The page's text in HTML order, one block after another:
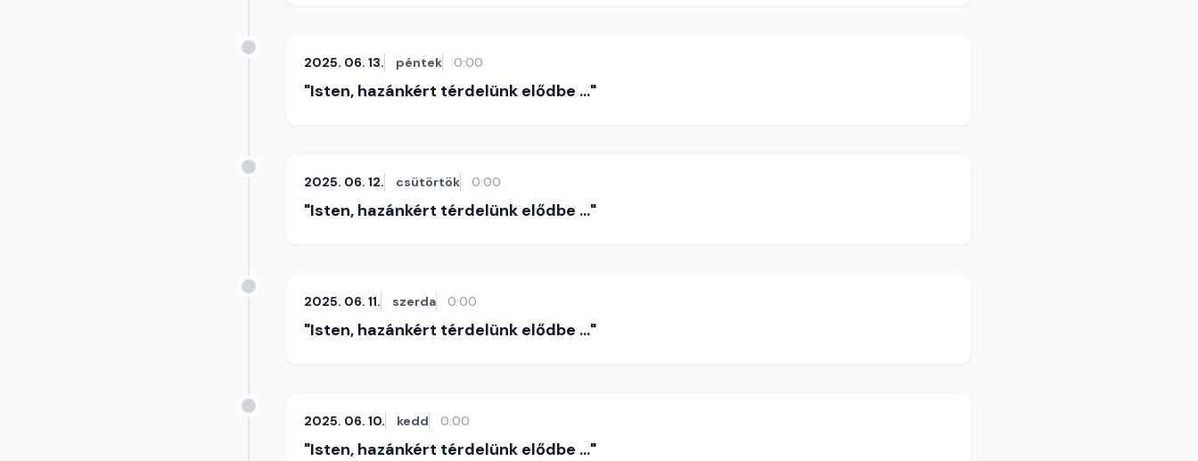
2025. 06. 13. péntek 0:00
"Isten, hazánkért térdelünk elődbe ..."
2025. 06. 12. csütörtök 0:00
"Isten, hazánkért térdelünk elődbe ..."
2025. 06. 11. szerda 0:00
"Isten, hazánkért térdelünk elődbe ..."
2025. 06. 10. kedd 0:00
"Isten, hazánkért térdelünk elődbe ..."